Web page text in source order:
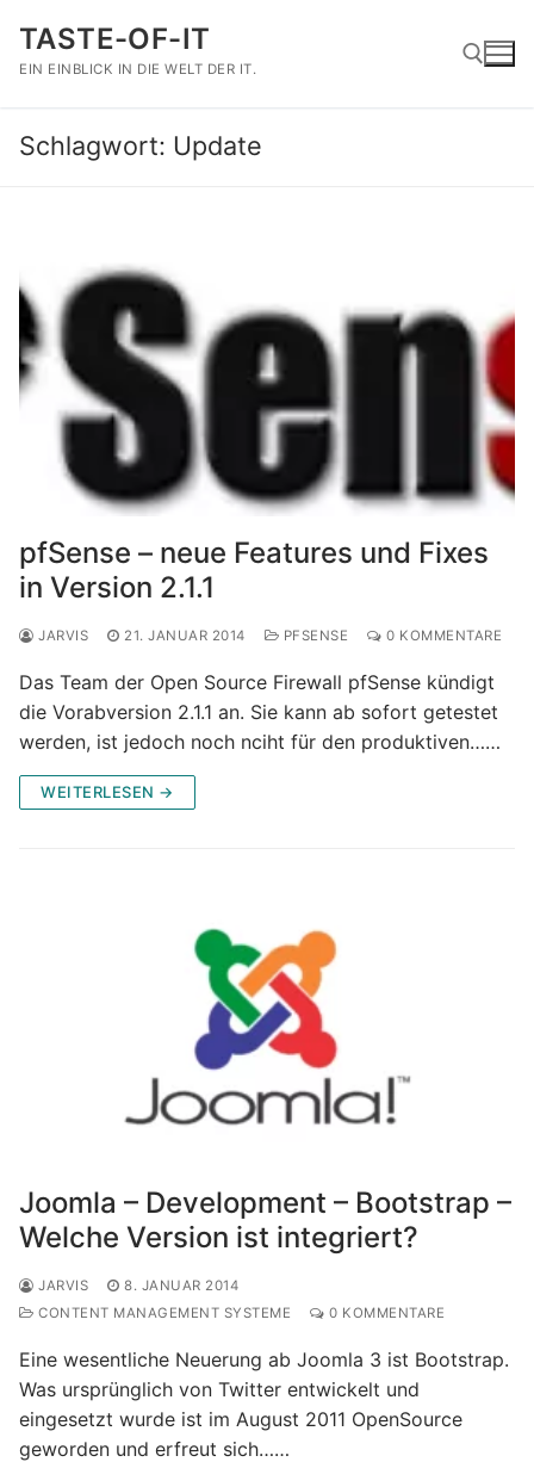
Inhalt
springen
TASTE-OF-IT
EIN EINBLICK IN DIE WELT DER IT.
Schlagwort: Update
pfSense – neue Features und Fixes
in Version 2.1.1
JARVIS 21. JANUAR 2014 PFSENSE 0 KOMMENTARE
Das Team der Open Source Firewall pfSense kündigt
die Vorabversion 2.1.1 an. Sie kann ab sofort getestet
werden, ist jedoch noch nciht für den produktiven……
WEITERLESEN →
Joomla – Development – Bootstrap –
Welche Version ist integriert?
JARVIS
8. JANUAR 2014
CONTENT MANAGEMENT SYSTEME
0 KOMMENTARE
Eine wesentliche Neuerung ab Joomla 3 ist Bootstrap.
Was ursprünglich von Twitter entwickelt und
eingesetzt wurde ist im August 2011 OpenSource
geworden und erfreut sich……